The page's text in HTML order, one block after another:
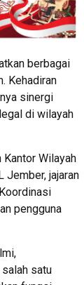
berbagai
Kehadiran
sinergi
di wilayah
Wilayah
Jember, jajaran
pengguna
satu